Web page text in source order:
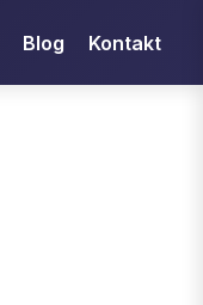
Blog Kontakt